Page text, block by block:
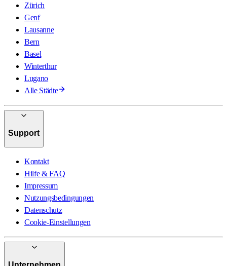
Zürich
Genf
Lausanne
Bern
Basel
Winterthur
Lugano
Alle Städte
Support
Kontakt
Hilfe & FAQ
Impressum
Nutzungsbedingungen
Datenschutz
Cookie-Einstellungen